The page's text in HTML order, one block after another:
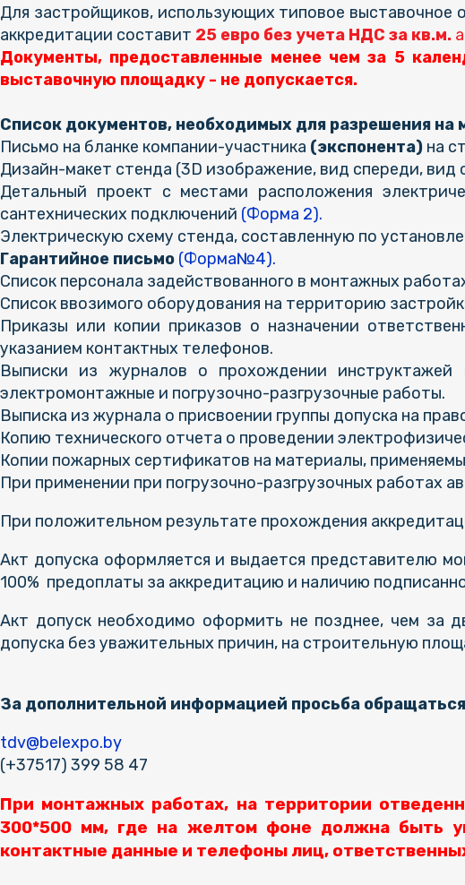
Для застройщиков, использующих типовое выставочное
аккредитации составит 25 евро без учета НДС за кв.м.
Документы, предоставленные менее чем за 5
выставочную площадку - не допускается.
Список документов, необходимых для разрешения
Письмо на бланке компании-участника (экспонента) на
Дизайн-макет стенда (3D изображение, вид спереди, вид
Детальный проект с местами расположения
сантехнических подключений (Форма 2).
Электрическую схему стенда, составленную по
Гарантийное письмо (Форма№4).
Список персонала задействованного в монтажных
Список ввозимого оборудования на территорию
Приказы или копии приказов о назначении
указанием контактных телефонов.
Выписки из журналов о прохождении
электромонтажные и погрузочно-разгрузочные работы.
Выписка из журнала о присвоении группы допуска на
Копию технического отчета о проведении
Копии пожарных сертификатов на материалы,
При применении при погрузочно-разгрузочных работах
При положительном результате прохождения
Акт допуска оформляется и выдается представителю
100% предоплаты за аккредитацию и наличию
Акт допуск необходимо оформить не позднее, чем за
допуска без уважительных причин, на строительную
За дополнительной информацией просьба
tdv@belexpo.by
(+37517) 399 58 47
При монтажных работах, на территории
300*500 мм, где на желтом фоне должна быть
контактные данные и телефоны лиц,